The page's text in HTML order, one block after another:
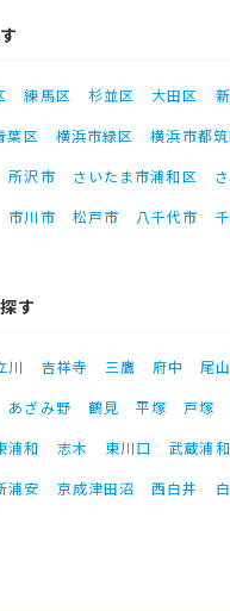
練馬区 杉並区 大田区
葉区 横浜市緑区 横浜市都
所沢市 さいたま市浦和区
市川市 松戸市 八千代市
す
川 吉祥寺 三鷹 府中 尾
あざみ野 鶴見 平塚 戸塚
浦和 志木 東川口 武蔵浦和
浦安 京成津田沼 西白井